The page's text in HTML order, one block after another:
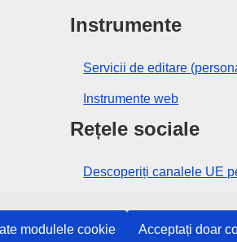
modulele cookie Acceptați doar
Instrumente
Servicii de editare
Instrumente web
Rețele sociale
Descoperiți canalele UE
Instituțiile și